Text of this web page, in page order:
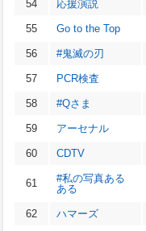
54 応援演説
55 Go to the Top
56 #鬼滅の刃
57 PCR検査
58 #Qさま
59 アーセナル
60 CDTV
61
#私の写真ある
ある
62 ハマーズ